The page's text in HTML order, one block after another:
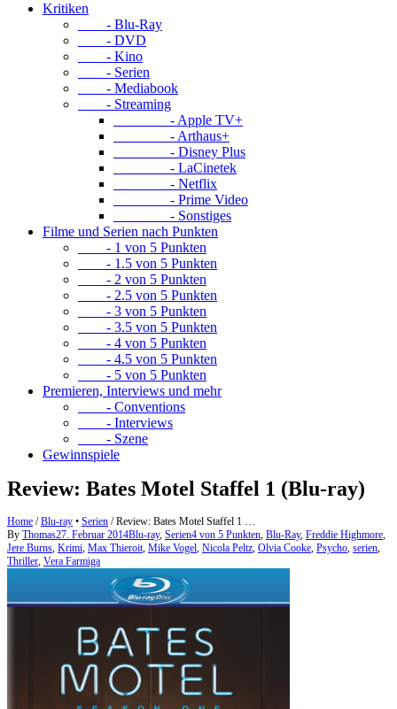
Kritiken
- Blu-Ray
- DVD
- Kino
- Serien
- Mediabook
- Streaming
- Apple TV+
- Arthaus+
- Disney Plus
- LaCinetek
- Netflix
- Prime Video
- Sonstiges
Filme und Serien nach Punkten
- 1 von 5 Punkten
- 1.5 von 5 Punkten
- 2 von 5 Punkten
- 2.5 von 5 Punkten
- 3 von 5 Punkten
- 3.5 von 5 Punkten
- 4 von 5 Punkten
- 4.5 von 5 Punkten
- 5 von 5 Punkten
Premieren, Interviews und mehr
- Conventions
- Interviews
- Szene
Gewinnspiele
Review: Bates Motel Staffel 1 (Blu-ray)
Home /Blu-ray • Serien /Review: Bates Motel Staffel 1 …
By Thomas27. Februar 2014Blu-ray, Serien4 von 5 Punkten, Blu-Ray, Freddie Highmore,
Jere Burns, Krimi, Max Thieroit, Mike Vogel, Nicola Peltz, Olvia Cooke, Psycho, serien,
Thriller, Vera Farmiga